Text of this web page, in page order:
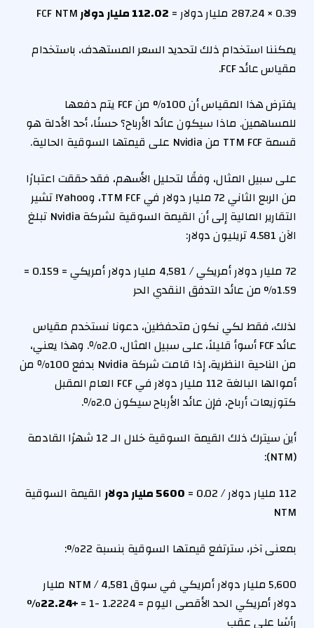
0.39 × 287.24 مليار دولار = 112.02 مليار دولار
FCF NTM
يمكننا استخدام ذلك لتحديد السعر المستهدف، باستخدام
مقياس عائد FCF.
يفترض هذا المقياس أن 100% من FCF يتم دفعها
للمساهمين. ماذا سيكون عائد الأرباح؟ حسنًا، أحد الأدلة هو
قسمة TTM FCF من Nvidia على قيمتها السوقية الحالية.
على سبيل المثال، وفقًا لتحليل الأسهم، فقد حققت اعتبارًا
من الربع الثاني 72 مليار دولار في TTM FCF، وYahoo! تشير
التقارير المالية إلى أن القيمة السوقية لشركة Nvidia تبلغ
الآن 4.581 تريليون دولار:
72 مليار دولار أمريكي / 4,581 مليار دولار أمريكي = 0.159 =
1.59% من عائد التدفق النقدي الحر
لذلك، فقط لكي نكون متحفظين، دعونا نستخدم مقياس
عائد FCF أسوأ قليلاً، على سبيل المثال، 2.0٪. وهذا يعني،
من الناحية النظرية، إذا قامت شركة Nvidia بدفع 100٪ من
أموالها البالغة 112 مليار دولار في FCF العام المقبل
كتوزيعات أرباح، فإن عائد الأرباح سيكون 2.0٪.
أين سيترك ذلك القيمة السوقية خلال الـ 12 شهرًا القادمة
(NTM):
112 مليار دولار / 0.02 =
5600 مليار دولار
القيمة السوقية
NTM
بمعنى آخر، سترتفع قيمتها السوقية بنسبة 22%:
5,600 مليار دولار أمريكي في سوق NTM / 4,581 مليار
دولار أمريكي الحد الأقصى اليوم = 1.2224 -1 =
+22.24%
رأسًا على عقب